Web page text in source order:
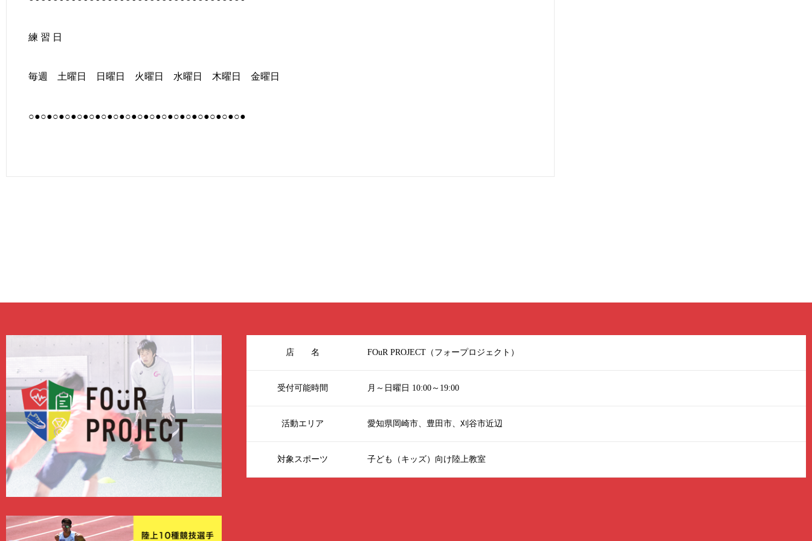
練 習 日
毎週 土曜日 日曜日 火曜日 水曜日 木曜日 金曜日
○●○●○●○●○●○●○●○●○●○●○●○●○●○●○●○●○●○●
店 名 FOuR PROJECT（フォープロジェクト）
受付可能時間 月～日曜日 10:00～19:00
活動エリア 愛知県岡崎市、豊田市、刈谷市近辺
対象スポーツ 子ども（キッズ）向け陸上教室